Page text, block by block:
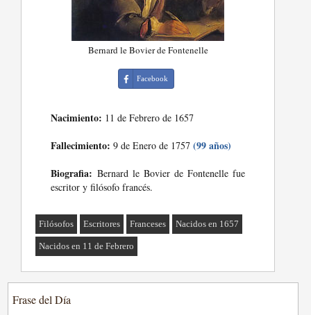
Bernard le Bovier de Fontenelle
Facebook
Nacimiento: 11 de Febrero de 1657
Fallecimiento: 9 de Enero de 1757(99 años)
Biografia: Bernard le Bovier de Fontenelle fue
escritor y filósofo francés.
Filósofos Escritores Franceses Nacidos en 1657
Nacidos en 11 de Febrero
Frase del Día